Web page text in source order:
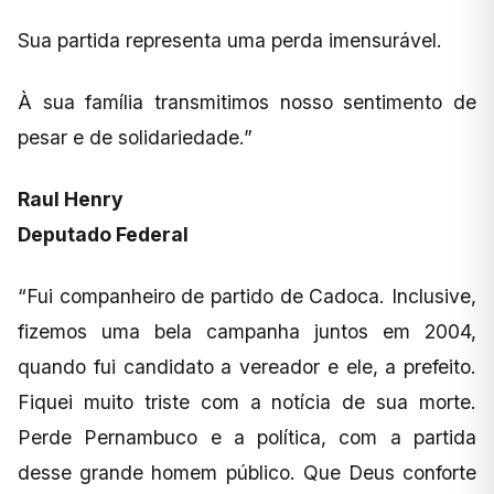
Sua partida representa uma perda imensurável.
À sua família transmitimos nosso sentimento de
pesar e de solidariedade.”
Raul Henry
Deputado Federal
“Fui companheiro de partido de Cadoca. Inclusive,
fizemos uma bela campanha juntos em 2004,
quando fui candidato a vereador e ele, a prefeito.
Fiquei muito triste com a notícia de sua morte.
Perde Pernambuco e a política, com a partida
desse grande homem público. Que Deus conforte